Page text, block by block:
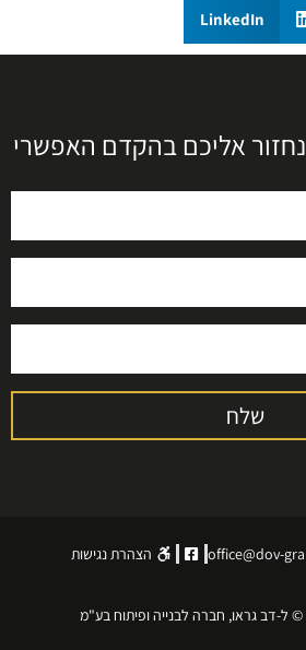
LinkedIn
אליכם בהקדם האפשרי
שלח
office@dov- הצהרת נגישות
© ל-דב גראו, חברה לבנייה ופיתוח בע"מ